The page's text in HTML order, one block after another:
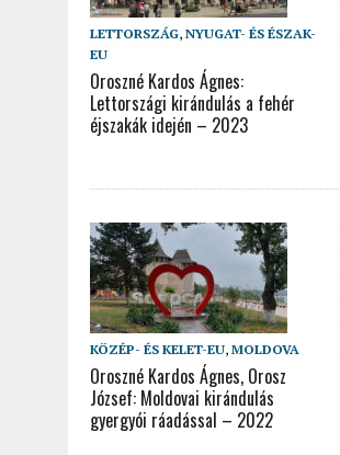
LETTORSZÁG, NYUGAT- ÉS ÉSZAK-
EU
Oroszné Kardos Ágnes:
Lettországi kirándulás a fehér
éjszakák idején – 2023
KÖZÉP- ÉS KELET-EU, MOLDOVA
Oroszné Kardos Ágnes, Orosz
József: Moldovai kirándulás
gyergyói ráadással – 2022